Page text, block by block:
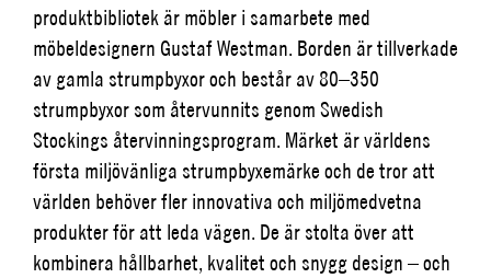
produktbibliotek är möbler i samarbete med
möbeldesignern Gustaf Westman. Borden är tillverkade
av gamla strumpbyxor och består av 80–350
strumpbyxor som återvunnits genom Swedish
Stockings återvinningsprogram. Märket är världens
första miljövänliga strumpbyxemärke och de tror att
världen behöver fler innovativa och miljömedvetna
produkter för att leda vägen. De är stolta över att
kombinera hållbarhet, kvalitet och snygg design – och